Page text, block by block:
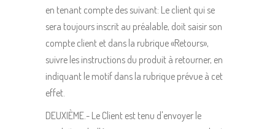
en tenant compte des suivant: Le client qui se
sera toujours inscrit au préalable, doit saisir son
compte client et dans la rubrique «Retours»,
suivre les instructions du produit à retourner, en
indiquant le motif dans la rubrique prévue à cet
effet.
DEUXIÈME.- Le Client est tenu d'envoyer le